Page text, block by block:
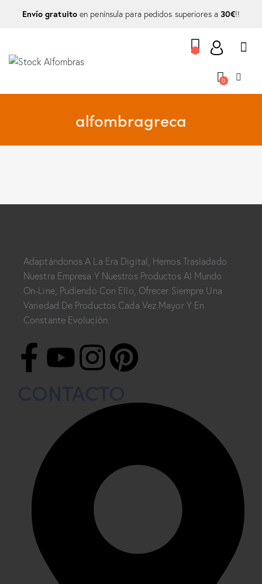
Envío gratuitoen península para pedidos superiores a 30€!!
0
alfombragreca
Adaptándonos A La Era Digital, Hemos Trasladado
Nuestra Empresa Y Nuestros Productos Al Mundo
On-Line, Pudiendo Con Ello, Ofrecer Siempre Una
Variedad De Productos Cada Vez Mayor Y En
Constante Evolución.